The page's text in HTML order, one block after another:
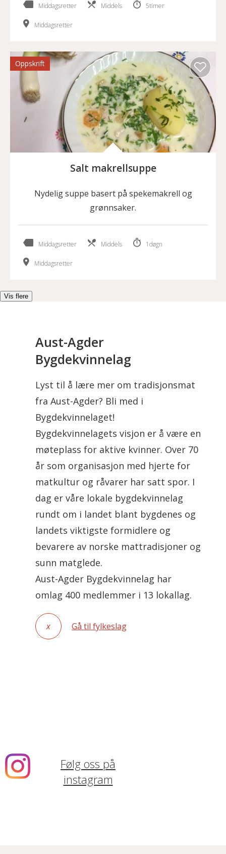
Middagsretter Middels 5timer
Middagsretter
Oppskrift
Salt makrellsuppe
Nydelig suppe basert på spekemakrell og
grønnsaker.
Middagsretter Middels 1døgn
Middagsretter
Vis flere
Aust-Agder
Bygdekvinnelag
Lyst til å lære mer om tradisjonsmat
fra Aust-Agder? Bli med i
Bygdekvinnelaget!
Bygdekvinnelagets visjon er å være en
møteplass for aktive kvinner. Over 70
år som organisasjon med hjerte for
matkultur og råvarer har satt spor. I
dag er våre lokale bygdekvinnelag
rundt om i landet blant bygdenes og
landets viktigste formidlere og
bevarere av norske mattradisjoner og
sunn matglede.
Aust-Agder Bygdekvinnelag har
omlag 400 medlemmer i 13 lokallag.
x Gå til fylkeslag
Følg oss på
instagram